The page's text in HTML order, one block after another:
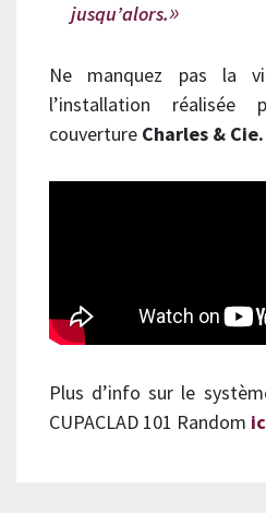
jusqu’alors.
Ne manquez pas la
l’installation réalisée
couverture Charles & Cie.
Plus d’info sur le
CUPACLAD 101 Random